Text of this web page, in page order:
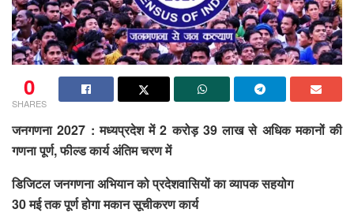
0
SHARES
जनगणना 2027 : मध्यप्रदेश में 2 करोड़ 39 लाख से अधिक मकानों की
गणना पूर्ण, फील्ड कार्य अंतिम चरण में
डिजिटल जनगणना अभियान को प्रदेशवासियों का व्यापक सहयोग
30 मई तक पूर्ण होगा मकान सूचीकरण कार्य